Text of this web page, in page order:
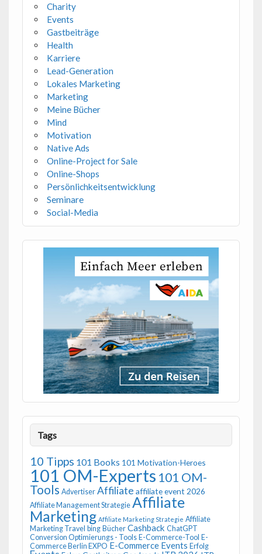
Charity
Events
Gastbeiträge
Health
Karriere
Lead-Generation
Lokales Marketing
Marketing
Meine Bücher
Mind
Motivation
Native Ads
Online-Project for Sale
Online-Shops
Persönlichkeitsentwicklung
Seminare
Social-Media
Tags
10 Tipps 101 Books 101 Motivation-Heroes
101 OM-Experts 101 OM-
Tools Advertiser Affiliate affiliate event 2026
Affiliate Management Strategie Affiliate
Marketing Affiliate Marketing Strategie Affiliate
Marketing Travel bing Bücher Cashback ChatGPT
Conversion Optimierungs - Tools E-Commerce-Tool E-
Commerce Berlin EXPO E-Commerce Events Erfolg